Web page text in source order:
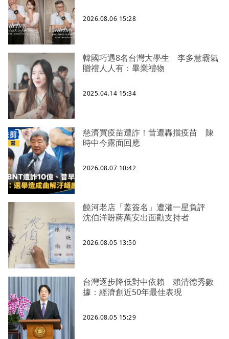
2026.08.06 15:28
韓國巧遇8名台灣大學生 李多慧霸氣
贈禮人人有：畢業禮物
2025.04.14 15:34
慈濟買疫苗遭詐！昔遭轟擋疫苗 陳
時中今露面回應
2026.08.07 10:42
饒河老店「蓋簽名」遭灌一星負評
沈伯洋盼蔣萬安出面勸支持者
2026.08.05 13:50
台灣逐步降低對中依賴 賴清德秀數
據：經濟創近50年最佳表現
2026.08.05 15:29